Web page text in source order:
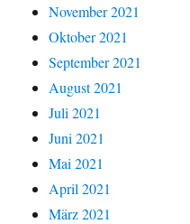
November 2021
Oktober 2021
September 2021
August 2021
Juli 2021
Juni 2021
Mai 2021
April 2021
März 2021